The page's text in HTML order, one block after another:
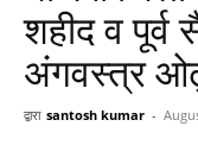
शहीद व पूर्व
अंगवस्त्र
द्वारा santosh kumar -